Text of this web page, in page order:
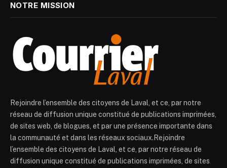
NOTRE MISSION
Rejoindre l’ensemble des citoyens de Laval, et ce, par notre
réseau de diffusion unique constitué de publications imprimées,
de sites web, de blogues, et par une présence importante dans
la communauté et dans les réseaux sociaux.Rejoindre
l’ensemble des citoyens de Laval, et ce, par notre réseau de
diffusion unique constitué de publications imprimées, de sites